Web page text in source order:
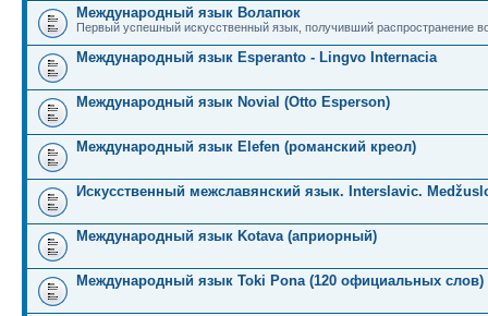
Международный язык Волапюк
Первый успешный искусственный язык, получивший распространение
Международный язык Esperanto - Lingvo Internacia
Международный язык Novial (Otto Esperson)
Международный язык Elefen (романский креол)
Искусственный межславянский язык. Interslavic.
Международный язык Kotava (априорный)
Международный язык Toki Pona (120 официальных слов)